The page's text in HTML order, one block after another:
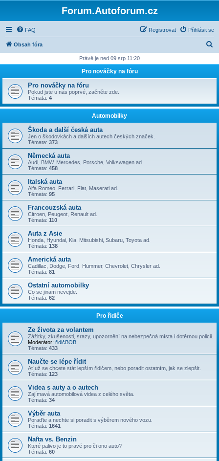
Forum.Autoforum.cz
FAQ Přihlásit se
Registrovat
Obsah fóra
d
t
Právě je ned 09 srp 11:20
Pro nováčky na fóru
Pro nováčky na fóru
Pokud jste u nás poprvé, začněte zde.
Témata: 4
Automobilky
Škoda a další česká auta
Jen o škodovkách a dalších autech českých značek.
Témata: 373
Německá auta
Audi, BMW, Mercedes, Porsche, Volkswagen ad.
Témata: 458
Italská auta
Alfa Romeo, Ferrari, Fiat, Maserati ad.
Témata: 95
Francouzská auta
Citroen, Peugeot, Renault ad.
Témata: 110
Auta z Asie
Honda, Hyundai, Kia, Mitsubishi, Subaru, Toyota ad.
Témata: 138
Americká auta
Cadillac, Dodge, Ford, Hummer, Chevrolet, Chrysler ad.
Témata: 81
Ostatní automobilky
Co se jinam nevejde.
Témata: 62
Pro řidiče
Ze života za volantem
Zážitky, zkušenosti, srazy, upozornění na nebezpečná místa i dotěrnou policii.
Moderátor: řidičBOB
Témata: 433
Naučte se lépe řídit
Ať už se chcete stát lepším řidičem, nebo poradit ostatním, jak se zlepšit.
Témata: 123
Videa s auty a o autech
Zajímavá automobilová videa z celého světa.
Témata: 34
Výběr auta
Poraďte a nechte si poradit s výběrem nového vozu.
Témata: 1641
Nafta vs. Benzin
Které palivo je to pravé pro či ono auto?
Témata: 60